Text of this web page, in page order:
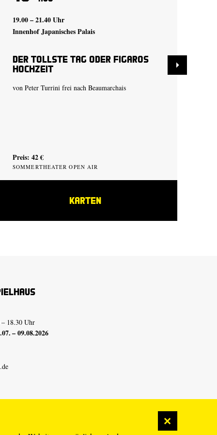
19.00 – 21.40 Uhr
Innenhof Japanisches Palais
Der tollste Tag oder Figaros
Hochzeit
von Peter Turrini frei nach Beaumarchais
Preis: 42 €
SOMMERTHEATER OPEN AIR
KARTEN
18.30 Uhr
– 09.08.2026